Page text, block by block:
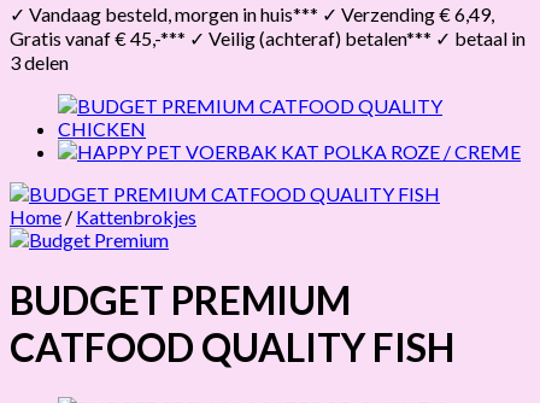
✓ Vandaag besteld, morgen in huis*** ✓ Verzending € 6,49,
Gratis vanaf € 45,-*** ✓ Veilig (achteraf) betalen*** ✓ betaal in
3 delen
Home / Kattenbrokjes
BUDGET PREMIUM
CATFOOD QUALITY FISH